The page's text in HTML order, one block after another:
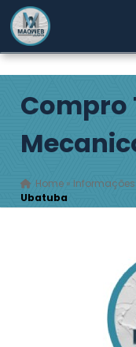
Compro
Home » Informações
Ubatuba